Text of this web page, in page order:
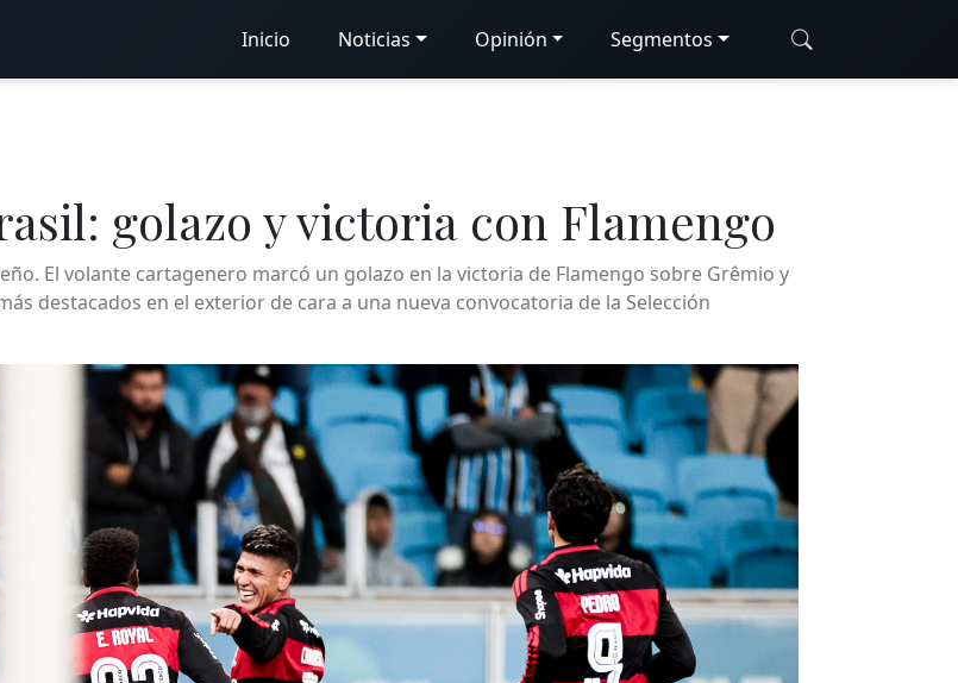
Inicio Noticias Opinión Segmentos
golazo y victoria con Flamengo
El volante cartagenero marcó un golazo en la victoria de Flamengo sobre Grêmio y
destacados en el exterior de cara a una nueva convocatoria de la Selección